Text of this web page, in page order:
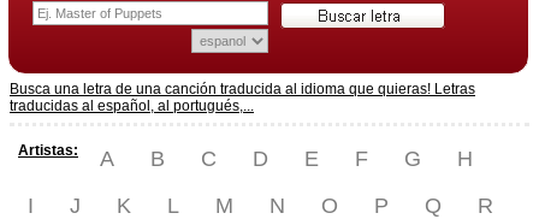
Busca una letra de una canción traducida al idioma que quieras! Letras
traducidas al español, al portugués,...
Artistas: A B C D E F G
H
I
J K L M N O P Q
R